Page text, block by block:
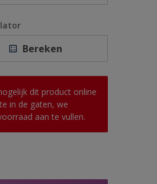
Bereken
dit product online
in de gaten, we
aan te vullen.